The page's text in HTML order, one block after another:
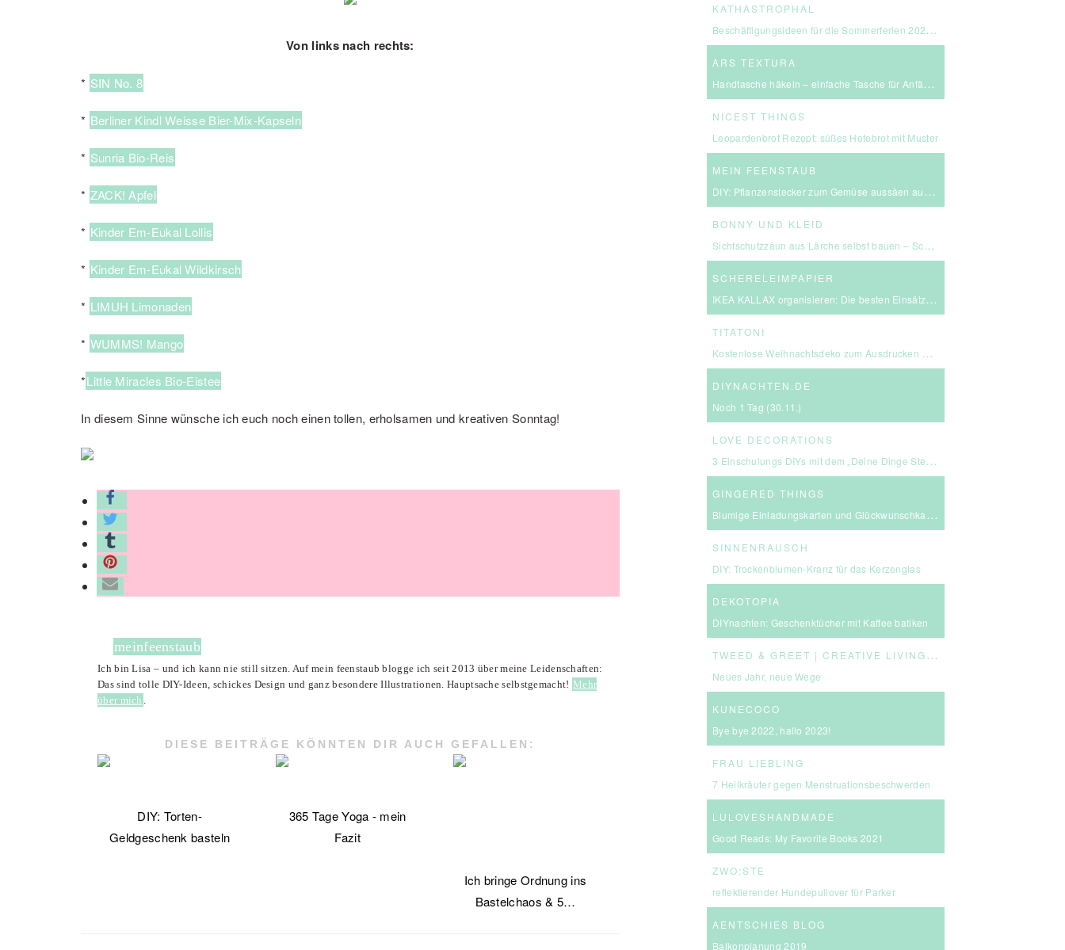
Von links nach rechts:
* SIN No. 8
* Berliner Kindl Weisse Bier-Mix-Kapseln
* Sunria Bio-Reis
* ZACK! Apfel
* Kinder Em-Eukal Lollis
* Kinder Em-Eukal Wildkirsch
* LIMUH Limonaden
* WUMMS! Mango
*Little Miracles Bio-Eistee
In diesem Sinne wünsche ich euch noch einen tollen, erholsamen und kreativen Sonntag!
meinfeenstaub
Ich bin Lisa – und ich kann nie still sitzen. Auf mein feenstaub blogge ich seit 2013 über meine Leidenschaften:
Das sind tolle DIY-Ideen, schickes Design und ganz besondere Illustrationen. Hauptsache selbstgemacht! Mehr
über mich .
DIESE BEITRÄGE KÖNNTEN DIR AUCH GEFALLEN:
DIY: Torten-
Geldgeschenk basteln
365 Tage Yoga - mein
Fazit
Ich bringe Ordnung ins
Bastelchaos & 5…
KATHASTROPHAL
Beschäftigungsideen für die Sommerferien 2026 – in Ludwigsburg, Stuttgart & Umgebung
ARS TEXTURA
Handtasche häkeln – einfache Tasche für Anfängerinnen
NICEST THINGS
Leopardenbrot Rezept: süßes Hefebrot mit Muster
MEIN FEENSTAUB
DIY: Pflanzenstecker zum Gemüse aussäen aus FIMO
BONNY UND KLEID
Sichtschutzzaun aus Lärche selbst bauen – Schritt-für-Schritt-Anleitung & Kosten
SCHERELEIMPAPIER
IKEA KALLAX organisieren: Die besten Einsätze für mehr Ordnung
TITATONI
Kostenlose Weihnachtsdeko zum Ausdrucken – eine kleine Girlande für euer Zuhause ☆
DIYNACHTEN.DE
Noch 1 Tag (30.11.)
LOVE DECORATIONS
3 Einschulungs DIYs mit dem „Deine Dinge Stempel – School Edition“ #BackToSchool + Gewinnspiel
GINGERED THINGS
Blumige Einladungskarten und Glückwunschkarten von Send a Smile
SINNENRAUSCH
DIY: Trockenblumen-Kranz für das Kerzenglas
DEKOTOPIA
DIYnachten: Geschenktücher mit Kaffee batiken
T
WEED & GREET | CREATIVE LIVING & BOLD CHOICES
Neues Jahr, neue Wege
KUNECOCO
Bye bye 2022, hallo 2023!
FRAU LIEBLING
7 Heilkräuter gegen Menstruationsbeschwerden
LULOVESHANDMADE
Good Reads: My Favorite Books 2021
ZWO:STE
reflektierender Hundepullover für Parker
AENTSCHIES BLOG
Balkonplanung 2019